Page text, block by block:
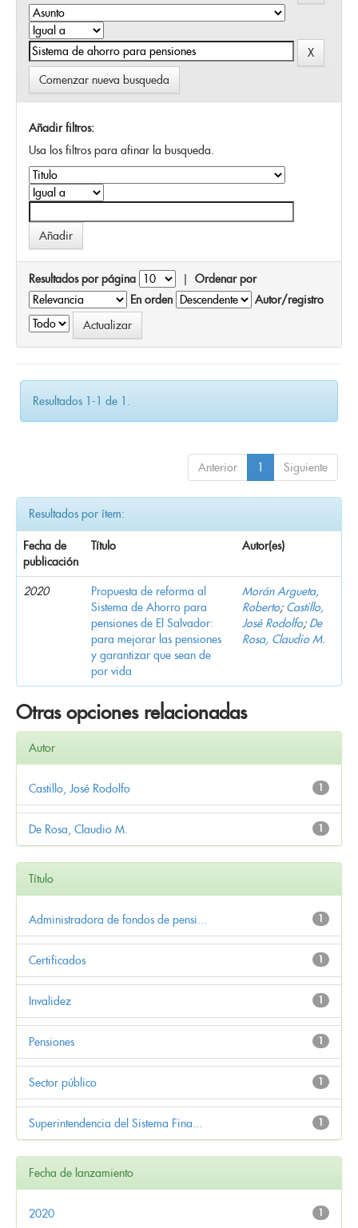
Comenzar nueva busqueda
Añadir filtros:
Usa los filtros para afinar la busqueda.
Resultados por página | Ordenar por
En orden
Autor/registro
Resultados 1-1 de 1.
Anterior 1 Siguiente
Resultados por ítem:
Fecha de
publicación
Título Autor(es)
2020
Propuesta de reforma al
Sistema de Ahorro para
pensiones de El Salvador:
para mejorar las pensiones
y garantizar que sean de
por vida
Morán Argueta,
Roberto; Castillo,
José Rodolfo; De
Rosa, Claudio M.
Otras opciones relacionadas
Autor
1
Castillo, José Rodolfo
1
De Rosa, Claudio M.
Título
1
Administradora de fondos de pensi...
1
Certificados
1
Invalidez
1
Pensiones
1
Sector público
1
Superintendencia del Sistema Fina...
Fecha de lanzamiento
1
2020